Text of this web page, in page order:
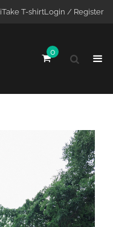
iTake T-shirtLogin / Register
0